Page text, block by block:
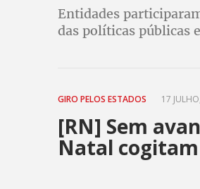
Entidades
das políticas públicas
GIRO PELOS ESTADOS 17
[RN] Sem
Natal